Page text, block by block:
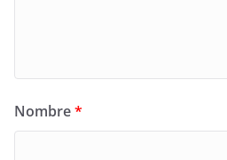
Nombre*